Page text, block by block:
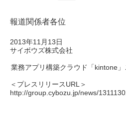
報道関係者各位
2013年11月13日
サイボウズ株式会社
業務アプリ構築クラウド「kintone
＜プレスリリースURL＞
http://group.cybozu.jp/news/